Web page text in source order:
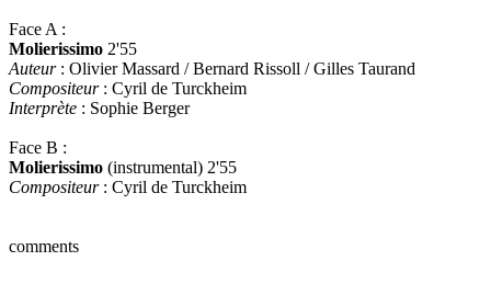
Face A :
Molierissimo 2'55
Auteur: Olivier Massard / Bernard Rissoll / Gilles Taurand
Compositeur: Cyril de Turckheim
Interprète : Sophie Berger
Face B :
Molierissimo (instrumental) 2'55
Compositeur: Cyril de Turckheim
comments